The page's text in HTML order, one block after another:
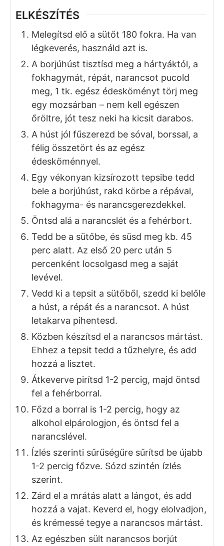
ELKÉSZÍTÉS
Melegítsd elő a sütőt 180 fokra. Ha van
légkeverés, használd azt is.
A borjúhúst tisztísd meg a hártyáktól, a
fokhagymát, répát, narancsot pucold
meg, 1 tk. egész édesköményt törj meg
egy mozsárban – nem kell egészen
őröltre, jót tesz neki ha kicsit darabos.
A húst jól fűszerezd be sóval, borssal, a
félig összetört és az egész
édesköménnyel.
Egy vékonyan kizsírozott tepsibe tedd
bele a borjúhúst, rakd körbe a répával,
fokhagyma- és narancsgerezdekkel.
Öntsd alá a narancslét és a fehérbort.
Tedd be a sütőbe, és süsd meg kb. 45
perc alatt. Az első 20 perc után 5
percenként locsolgasd meg a saját
levével.
Vedd ki a tepsit a sütőből, szedd ki belőle
a húst, a répát és a narancsot. A húst
letakarva pihentesd.
Közben készítsd el a narancsos mártást.
Ehhez a tepsit tedd a tűzhelyre, és add
hozzá a lisztet.
Átkeverve pirítsd 1-2 percig, majd öntsd
fel a fehérborral.
Főzd a borral is 1-2 percig, hogy az
alkohol elpárologjon, és öntsd fel a
narancslével.
Ízlés szerinti sűrűségűre sűrítsd be újabb
1-2 percig főzve. Sózd szintén ízlés
szerint.
Zárd el a mrátás alatt a lángot, és add
hozzá a vajat. Keverd el, hogy elolvadjon,
és krémessé tegye a narancsos mártást.
Az egészben sült narancsos borjút